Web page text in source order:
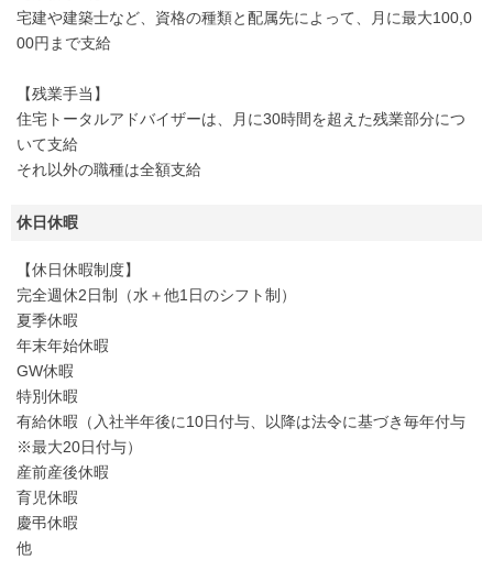
宅建や建築士など、資格の種類と配属先によって、月に最大100,0
00円まで支給
【残業手当】
住宅トータルアドバイザーは、月に30時間を超えた残業部分につ
いて支給
それ以外の職種は全額支給
休日休暇
【休日休暇制度】
完全週休2日制（水＋他1日のシフト制）
夏季休暇
年末年始休暇
GW休暇
特別休暇
有給休暇（入社半年後に10日付与、以降は法令に基づき毎年付与
※最大20日付与）
産前産後休暇
育児休暇
慶弔休暇
他